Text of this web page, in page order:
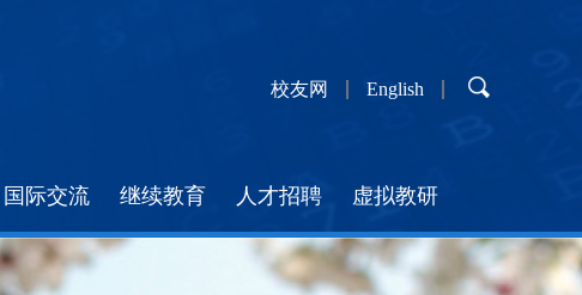
校友网 English
国际交流 继续教育 人才招聘 虚拟教研